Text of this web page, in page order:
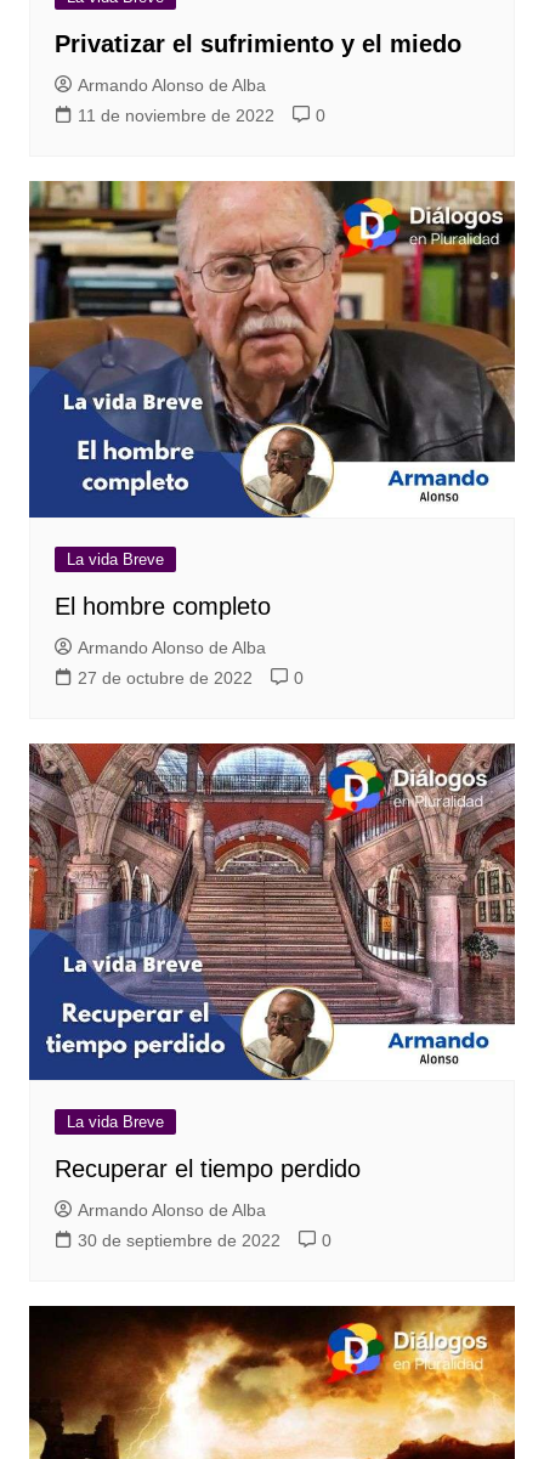
Privatizar el sufrimiento y el miedo
Armando Alonso de Alba
11 de noviembre de 2022
0
La vida Breve
El hombre completo
Armando Alonso de Alba
27 de octubre de 2022
0
La vida Breve
Recuperar el tiempo perdido
Armando Alonso de Alba
30 de septiembre de 2022
0